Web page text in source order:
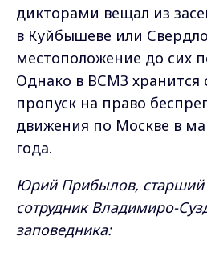
дикторами вещал из
в Куйбышеве или
местоположение до сих
Однако в ВСМЗ хранится
пропуск на право
движения по Москве в
года.
Юрий Прибылов, старший
сотрудник Владимиро-
заповедника: